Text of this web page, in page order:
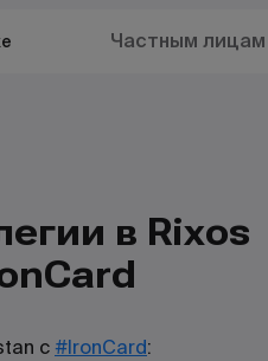
Частным лицам
в Rixos
с #IronCard: